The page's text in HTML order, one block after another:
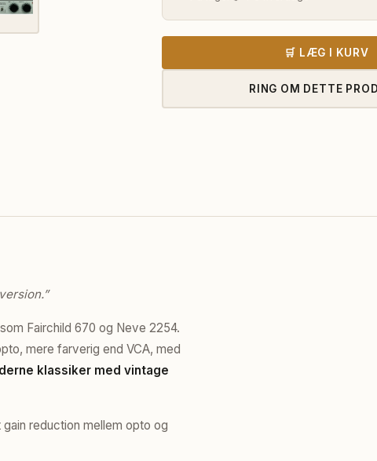
var:
🛒 LÆG I KURV
RING OM DETTE
Fairchild 670 og Neve 2254.
mere farverig end VCA, med
klassiker med vintage
reduction mellem opto og